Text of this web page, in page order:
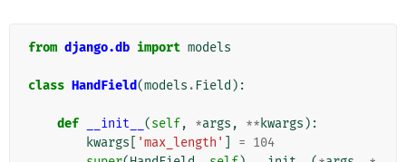
from django.db import models
class HandField(models . Field ):
def __init__ (self, *args , **kwargs ):
kwargs
'max_length' = 104